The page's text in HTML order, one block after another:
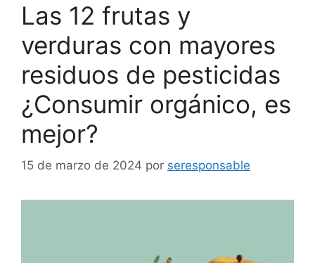
Las 12 frutas y
verduras con mayores
residuos de pesticidas
¿Consumir orgánico, es
mejor?
15 de marzo de 2024 por seresponsable